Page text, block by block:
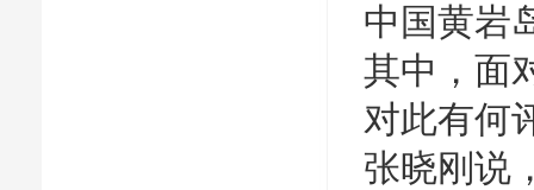
中国黄岩
其中，面
对此有何
张晓刚说